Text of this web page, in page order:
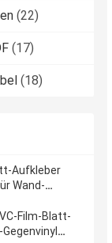
(22)
(17)
(18)
Aufkleber
Wand-
Film-Blatt-